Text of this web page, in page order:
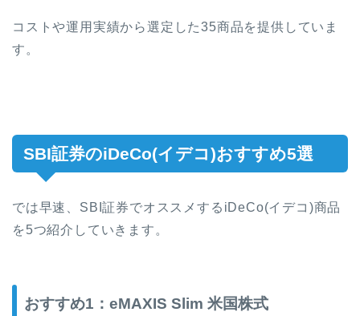
コストや運用実績から選定した35商品を提供していま
す。
SBI証券のiDeCo(イデコ)おすすめ5選
では早速、SBI証券でオススメするiDeCo(イデコ)商品
を5つ紹介していきます。
おすすめ1：eMAXIS Slim 米国株式